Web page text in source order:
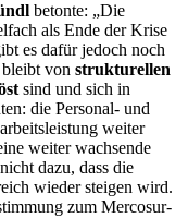
betonte: „Die
als Ende der Krise
es dafür jedoch noch
bleibt von strukturellen
sind und sich in
die Personal- und
weiter
weiter wachsende
dazu, dass die
wieder steigen wird.
zum Mercosur-